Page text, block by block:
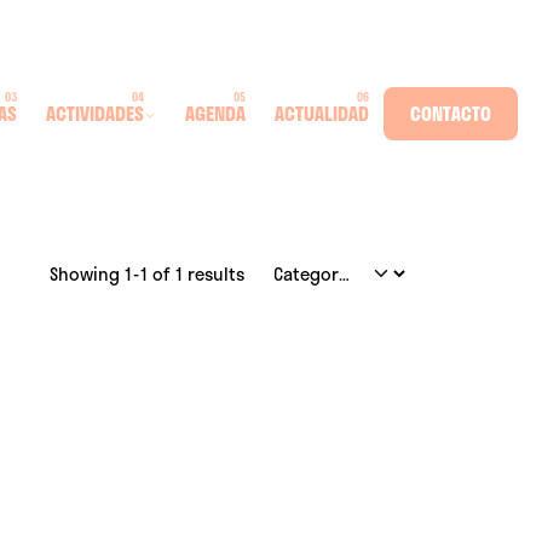
ACTIVIDADES AGENDA ACTUALIDAD CONTACTO
Showing 1-1 of 1 results